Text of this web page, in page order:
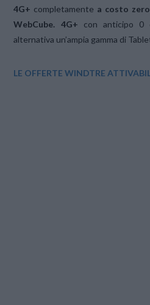
4G+ completamente a costo zero
WebCube. 4G+ con anticipo 0
alternativa un’ampia gamma di
LE OFFERTE WINDTRE